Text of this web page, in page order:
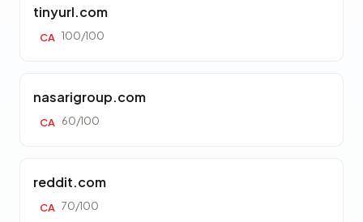
tinyurl.com
CA 100/100
nasarigroup.com
CA 60/100
reddit.com
CA 70/100